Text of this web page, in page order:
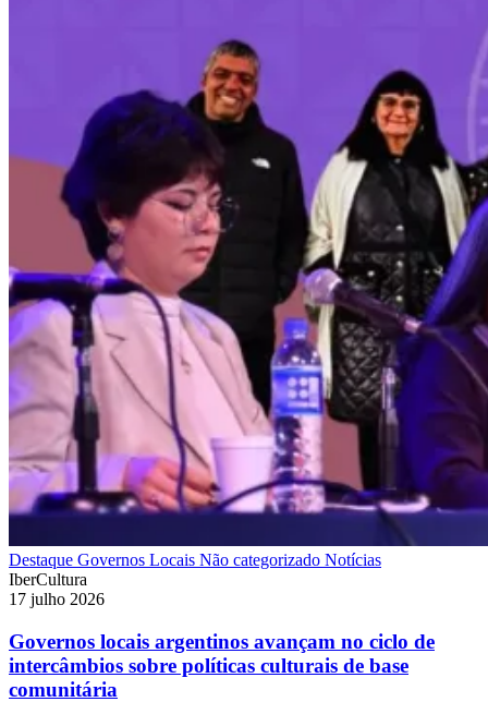
Destaque Governos Locais Não categorizado Notícias
IberCultura
17 julho 2026
Governos locais argentinos avançam no ciclo de
intercâmbios sobre políticas culturais de base
comunitária